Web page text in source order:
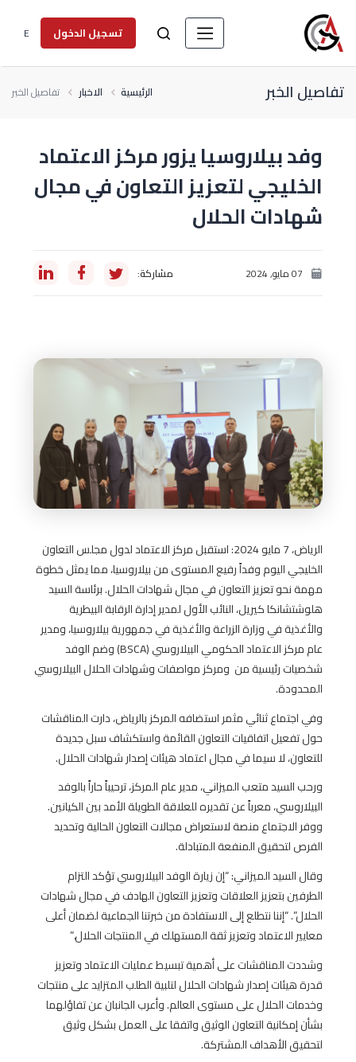
تسجيل الدخول E
تفاصيل الخبر الرئيسية الاخبار تفاصيل الخبر
وفد بيلاروسيا يزور مركز الاعتماد
الخليجي لتعزيز التعاون في مجال
شهادات الحلال
07 مايو, 2024 مشاركة:
الرياض، 7 مايو 2024: استقبل مركز الاعتماد لدول مجلس التعاون
الخليجي اليوم وفداً رفيع المستوى من بيلاروسيا، مما يمثل خطوة
مهمة نحو تعزيز التعاون في مجال شهادات الحلال. برئاسة السيد
هلوشتشانكا كيريل، النائب الأول لمدير إدارة الرقابة البيطرية
والأغذية في وزارة الزراعة والأغذية في جمهورية بيلاروسيا، ومدير
عام مركز الاعتماد الحكومي البيلاروسي (BSCA) وضم الوفد
شخصيات رئيسية من ومركز مواصفات وشهادات الحلال البيلاروسي
المحدودة.
وفي اجتماع ثنائي مثمر استضافه المركز بالرياض، دارت المناقشات
حول تفعيل اتفاقيات التعاون القائمة واستكشاف سبل جديدة
للتعاون، لا سيما في مجال اعتماد هيئات إصدار شهادات الحلال.
ورحب السيد متعب الميزاني، مدير عام المركز، ترحيباً حاراً بالوفد
البيلاروسي، معرباً عن تقديره للعلاقة الطويلة الأمد بين الكيانين.
ووفر الاجتماع منصة لاستعراض مجالات التعاون الحالية وتحديد
الفرص لتحقيق المنفعة المتبادلة.
وقال السيد الميزاني: “إن زيارة الوفد البيلاروسي تؤكد التزام
الطرفين بتعزيز العلاقات وتعزيز التعاون الهادف في مجال شهادات
الحلال”. “إننا نتطلع إلى الاستفادة من خبرتنا الجماعية لضمان أعلى
معايير الاعتماد وتعزيز ثقة المستهلك في المنتجات الحلال.”
وشددت المناقشات على أهمية تبسيط عمليات الاعتماد وتعزيز
قدرة هيئات إصدار شهادات الحلال لتلبية الطلب المتزايد على منتجات
وخدمات الحلال على مستوى العالم. وأعرب الجانبان عن تفاؤلهما
بشأن إمكانية التعاون الوثيق واتفقا على العمل بشكل وثيق
لتحقيق الأهداف المشتركة.